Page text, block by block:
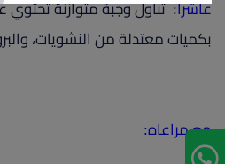
عاشرا: تناول وجبة متوازنة تحتوي
بكميات معتدلة من النشويات،
مع مراعاه: